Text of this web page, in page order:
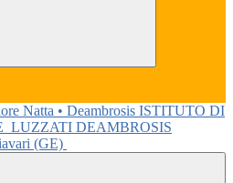
ISTITUTO DI
LUZZATI DEAMBROSIS
(GE)